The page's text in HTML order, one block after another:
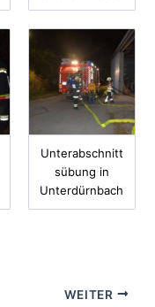
Unterabschnitt
sübung in
Unterdürnbach
WEITER